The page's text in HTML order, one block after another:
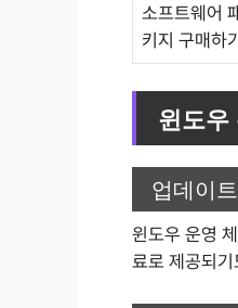
소프트웨어
키지 구매하
윈도우
업데이
윈도우 운영
료로 제공되